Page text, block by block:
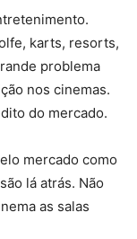
karts, resorts,
problema
nos cinemas.
do mercado.
mercado como
lá atrás. Não
as salas